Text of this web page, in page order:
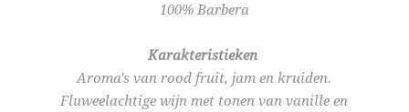
100% Barbera
Karakteristieken
Aroma's van rood fruit, jam en kruiden.
Fluweelachtige wijn met tonen van vanille en